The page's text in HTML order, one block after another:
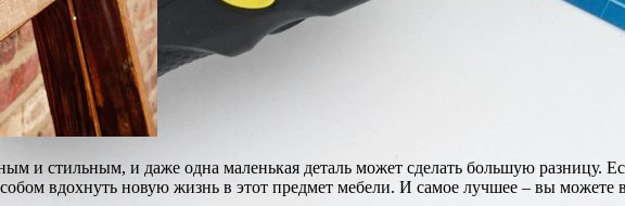
и стильным, и даже одна маленькая деталь может сделать большую разницу.
вдохнуть новую жизнь в этот предмет мебели. И самое лучшее – вы можете